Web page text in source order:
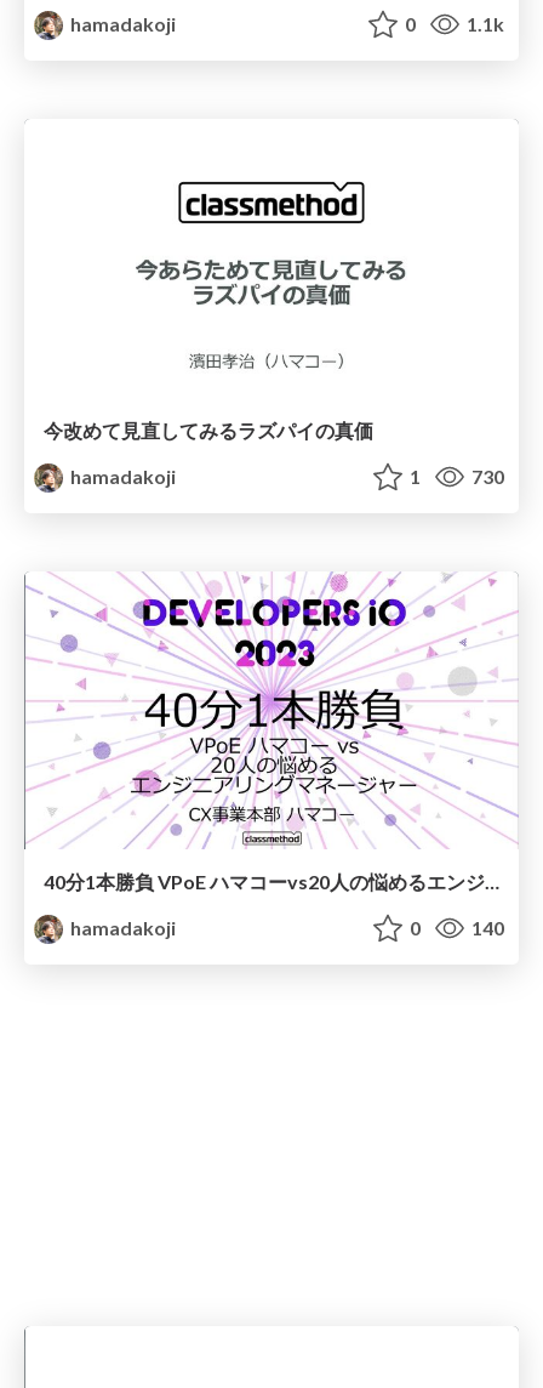
hamadakoji
0 1.1k
今改めて見直してみるラズパイの真価
hamadakoji
1 730
40分1本勝負 VPoE ハマコーvs20人の悩めるエンジニアリングマネージャー
hamadakoji
0 140